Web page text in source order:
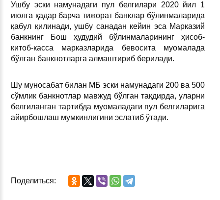
Ушбу эски намунадаги пул белгилари 2020 йил 1
июлга қадар барча тижорат банклар бўлинмаларида
қабул қилинади, ушбу санадан кейин эса Марказий
банкнинг Бош ҳудудий бўлинмаларининг ҳисоб-
китоб-касса марказларида бевосита муомалада
бўлган банкнотларга алмаштириб берилади.
Шу муносабат билан МБ эски намунадаги 200 ва 500
сўмлик банкнотлар мавжуд бўлган тақдирда, уларни
белгиланган тартибда муомаладаги пул белгиларига
айирбошлаш мумкинлигини эслатиб ўтади.
Поделиться: